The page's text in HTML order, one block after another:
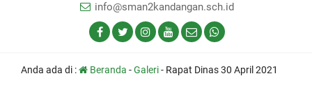
info@sman2kandangan.sch.id
Anda ada di : Beranda -Galeri- Rapat Dinas 30 April 2021